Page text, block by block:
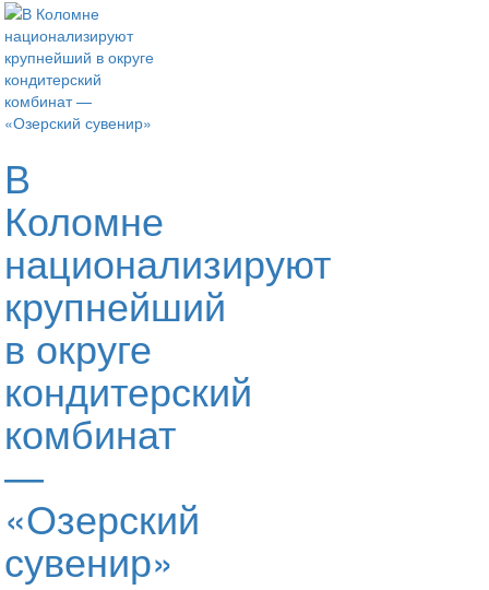
В
Коломне
национализируют
крупнейший
в округе
кондитерский
комбинат
—
«Озерский
сувенир»